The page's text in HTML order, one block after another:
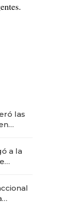
las
a la